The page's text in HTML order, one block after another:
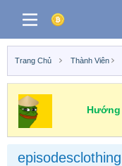
Trang Chủ Thành Viên
episodesclothing